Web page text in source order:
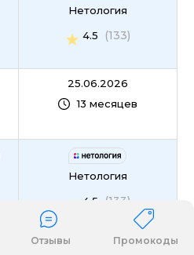
Отзывы Промокоды
Нетология
4.5
(133)
25.06.2026
13 месяцев
Нетология
4.5
(133)
16.06.2026